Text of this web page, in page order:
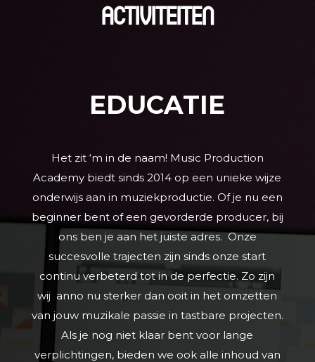
ACTIVITEITEN
EDUCATIE
Het zit ‘m in de naam! Music Production
Academy biedt sinds 2014 op een unieke wijze
onderwijs aan in muziekproductie. Of je nu een
beginner bent of een gevorderde producer, bij
ons ben je aan het juiste adres. Onze
succesvolle trajecten zijn sinds onze start
continu verbeterd tot in de perfectie. Zo zijn
wij anno nu sterker dan ooit in het omzetten
van jouw muzikale passie in tastbare projecten.
Als je nog niet klaar bent voor lange
verplichtingen, bieden we ook alle inhoud van